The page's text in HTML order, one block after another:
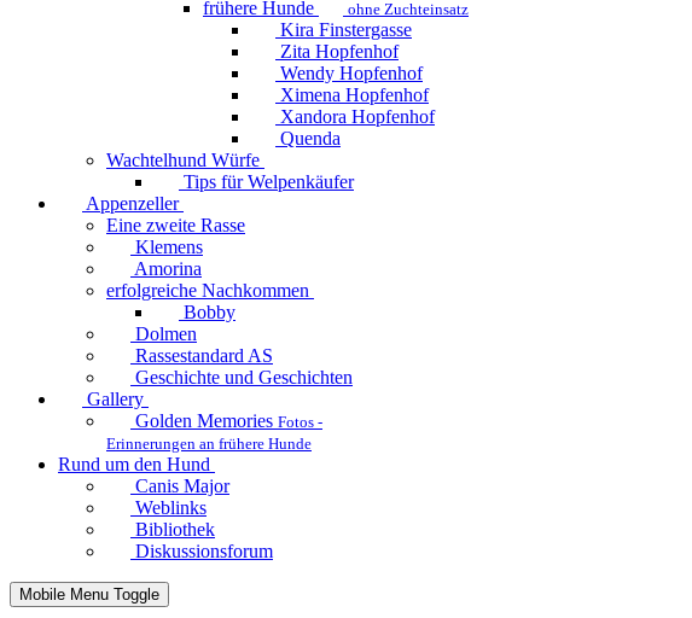
frühere Hunde
ohne Zuchteinsatz
Kira Finstergasse
Zita Hopfenhof
Wendy Hopfenhof
Ximena Hopfenhof
Xandora Hopfenhof
Quenda
Wachtelhund Würfe
Tips für Welpenkäufer
Appenzeller
Eine zweite Rasse
Klemens
Amorina
erfolgreiche Nachkommen
Bobby
Dolmen
Rassestandard AS
Geschichte und Geschichten
Gallery
Golden Memories Fotos -
Erinnerungen an frühere Hunde
Rund um den Hund
Canis Major
Weblinks
Bibliothek
Diskussionsforum
Mobile Menu Toggle